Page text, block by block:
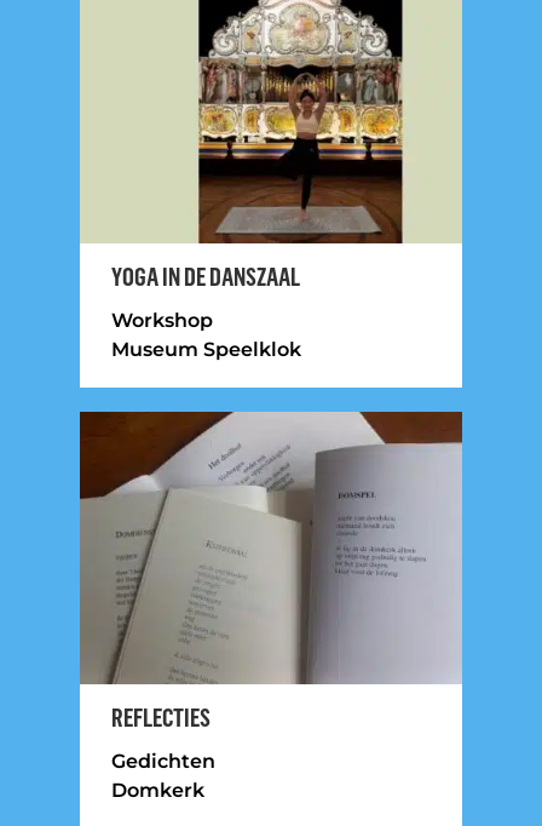
YOGA IN DE DANSZAAL
Workshop
Museum Speelklok
REFLECTIES
Gedichten
Domkerk